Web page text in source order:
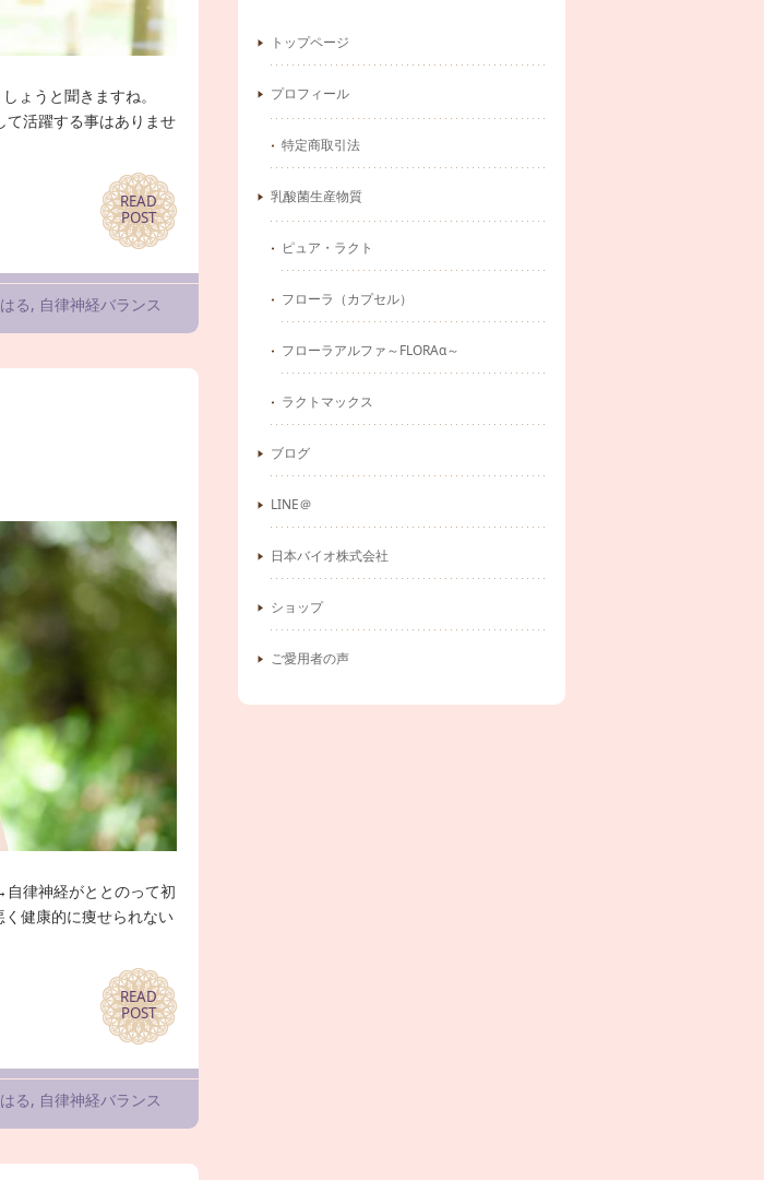
ょうと聞きますね。
て活躍する事はありませ
READ
POST
READ
POST
る, 自律神経バランス
律神経がととのって初
健康的に痩せられない
READ
POST
READ
POST
る, 自律神経バランス
トップページ
プロフィール
特定商取引法
乳酸菌生産物質
ピュア・ラクト
フローラ（カプセル）
フローラアルファ～FLORAα～
ラクトマックス
ブログ
LINE＠
日本バイオ株式会社
ショップ
ご愛用者の声